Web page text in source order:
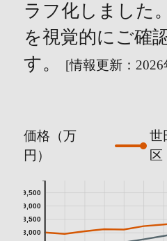
ラフ化しました
を視覚的にご確
す。
[情報更新：
価格（万
円）
世
区
8,000
8,500
9,000
9,500